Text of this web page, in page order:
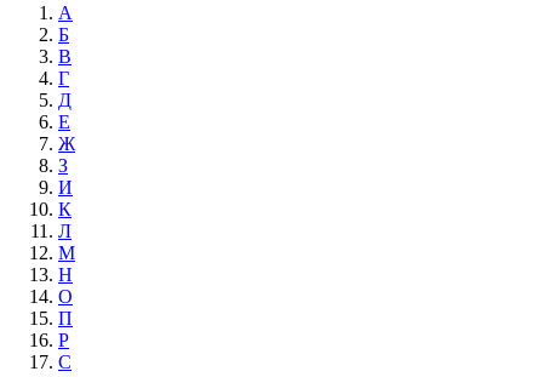
А
Б
В
Г
Д
Е
Ж
З
И
К
Л
М
Н
О
П
Р
С